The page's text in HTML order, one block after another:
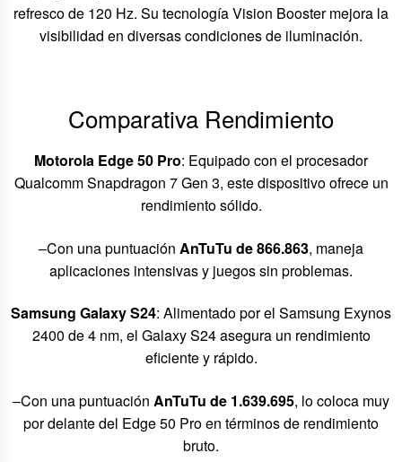
refresco de 120 Hz. Su tecnología Vision Booster mejora la
visibilidad en diversas condiciones de iluminación.
Comparativa Rendimiento
Motorola Edge 50 Pro: Equipado con el procesador
Qualcomm Snapdragon 7 Gen 3, este dispositivo ofrece un
rendimiento sólido.
–Con una puntuación AnTuTu de 866.863, maneja
aplicaciones intensivas y juegos sin problemas.
Samsung Galaxy S24: Alimentado por el Samsung Exynos
2400 de 4 nm, el Galaxy S24 asegura un rendimiento
eficiente y rápido.
–Con una puntuación AnTuTu de 1.639.695, lo coloca muy
por delante del Edge 50 Pro en términos de rendimiento
bruto.